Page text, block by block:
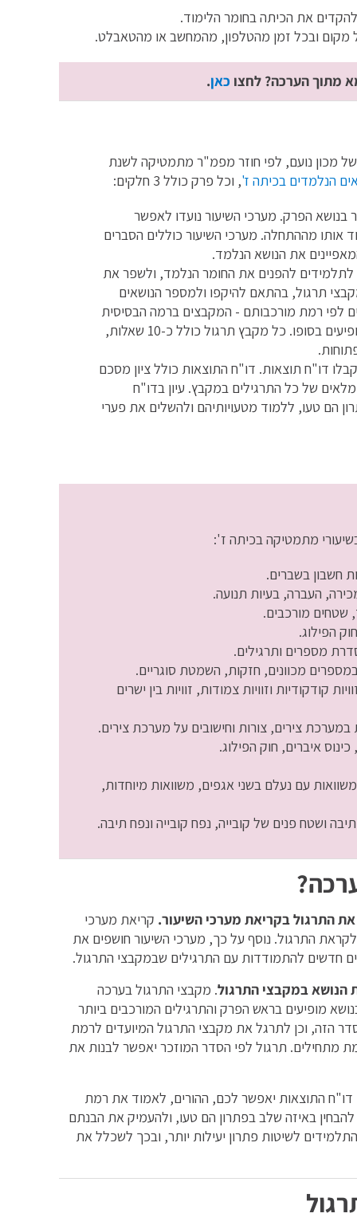
את הכיתה בחומר הלימוד.
מקום ובכל זמן מהטלפון, מהמחשב או מהטאבלט.
מתוך הערכה? לחצו כאן.
של מכון נועם, לפי חוזר מפמ"ר מתמטיקה לשנת
, וכל פרק כולל 3 חלקים:
הפרק. מערכי השיעור נועדו לאפשר
אותו מההתחלה. מערכי השיעור כוללים הסברים
את הנושא הנלמד.
לתלמידים להפנים את החומר הנלמד, ולשפר את
תרגול, בהתאם להיקפו ולמספר הנושאים
לפי רמת מורכבותם - המקבצים ברמה הבסיסית
מופיעים בראש הפרק והמקבצים המורכבים ביותר מופיעים בסופו. כל מקבץ תרגול כולל כ-10 שאלות,
דו"ח תוצאות. דו"ח התוצאות כולל ציון מסכם
הנע בין 1 ל-10, ופתרונות מלאים של כל התרגילים במקבץ. עיון בדו"ח
הם טעו, ללמוד מטעויותיהם ולהשלים את פערי
העברה, בעיות תנועה.
שטחים מורכבים.
הפילוג.
מספרים ותרגילים.
קודקודיות וזוויות צמודות, זוויות בין ישרים
צירים, צורות וחישובים על מערכת צירים.
איברים, חוק הפילוג.
עם נעלם בשני אגפים, משוואות מיוחדות,
ושטח פנים של קובייה, נפח קובייה ונפח תיבה.
התרגול בקריאת מערכי השיעור. קריאת מערכי
התרגול. נוסף על כך, מערכי השיעור חושפים את
חדשים להתמודדות עם התרגילים שבמקבצי התרגול.
הנושא במקבצי התרגול. מקבצי התרגול בערכה
מופיעים בראש הפרק והתרגילים המורכבים ביותר
הזה, וכן לתרגל את מקבצי התרגול המיועדים לרמת
מתחילים. תרגול לפי הסדר המוזכר יאפשר לבנות את
דו"ח התוצאות יאפשר לכם, ההורים, לאמוד את רמת
באיזה שלב בפתרון הם טעו, ולהעמיק את הבנתם
לשיטות פתרון יעילות יותר, ובכך לשכלל את